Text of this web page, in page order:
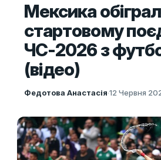
Мексика
стартовому
ЧС-2026 з
(відео)
Федотова Анастасія·12 Червня